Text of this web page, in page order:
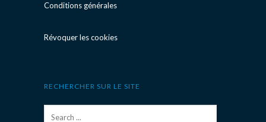
Conditions générales
Révoquer les cookies
RECHERCHER SUR LE SITE